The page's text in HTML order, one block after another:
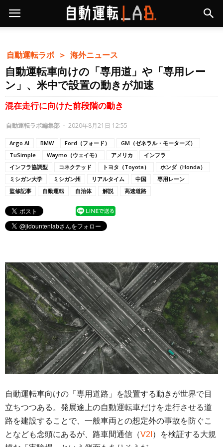
自動運転ラボ ＞ 海外ニュース
自動運転車向けの「専用道」や「専用レー
ン」、米中で設置の動きが加速
混在走行に向けた前段階の動き
自動運転ラボ編集部 - 2020年8月21日 12:55
Argo AI BMW Ford（フォード）
GM（ゼネラル・モーターズ）
TuSimple
Waymo（ウェイモ） アメリカ
インフラ
インフラ協調型
コネクテッド トヨタ（Toyota）
ホンダ（Honda）
ミシガン大学
ミシガン州 リアルタイム 中国
専用レーン
監修記事
自動運転 自治体 解説 高速道路
自動運転車向けの「専用道路」を設置する動きが世界で目
立ちつつある。発展途上の自動運転車だけを走行させる道
路を建設することで、一般車両との想定外の事故を防ぐこ
となども念頭にあるが、路車間通信（V2I ）を検証する大規